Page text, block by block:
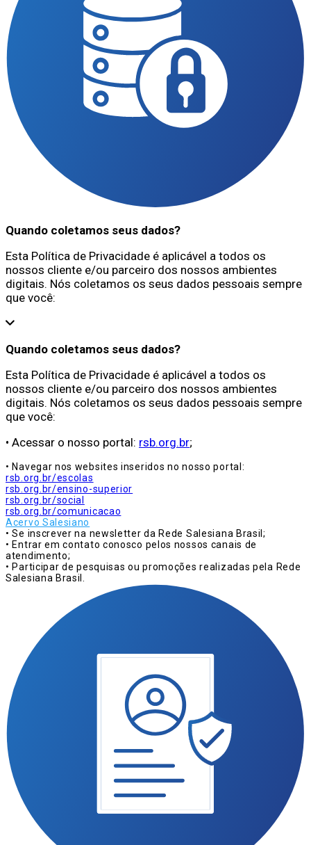
Quando coletamos seus dados?
Esta Política de Privacidade é aplicável a todos os
nossos cliente e/ou parceiro dos nossos ambientes
digitais. Nós coletamos os seus dados pessoais sempre
que você:
Quando coletamos seus dados?
Esta Política de Privacidade é aplicável a todos os
nossos cliente e/ou parceiro dos nossos ambientes
digitais. Nós coletamos os seus dados pessoais sempre
que você:
• Acessar o nosso portal: rsb.org.br;
• Navegar nos websites inseridos no nosso portal:
rsb.org.br/escolas
rsb.org.br/ensino-superior
rsb.org.br/social
rsb.org.br/comunicacao
Acervo Salesiano
• Se inscrever na newsletter da Rede Salesiana Brasil;
• Entrar em contato conosco pelos nossos canais de
atendimento;
• Participar de pesquisas ou promoções realizadas pela Rede
Salesiana Brasil.